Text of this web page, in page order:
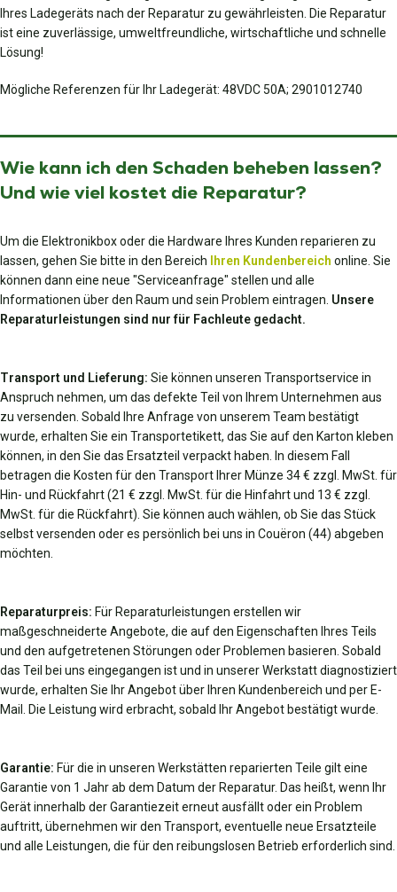
Ihres Ladegeräts nach der Reparatur zu gewährleisten. Die Reparatur
ist eine zuverlässige, umweltfreundliche, wirtschaftliche und schnelle
Lösung!
Mögliche Referenzen für Ihr Ladegerät: 48VDC 50A; 2901012740
Wie kann ich den Schaden beheben lassen?
Und wie viel kostet die Reparatur?
Um die Elektronikbox oder die Hardware Ihres Kunden reparieren zu
lassen, gehen Sie bitte in den Bereich
Ihren Kundenbereich online. Sie
können dann eine neue "Serviceanfrage" stellen und alle
Informationen über den Raum und sein Problem eintragen. Unsere
Reparaturleistungen sind nur für Fachleute gedacht.
Transport und Lieferung: Sie können unseren Transportservice in
Anspruch nehmen, um das defekte Teil von Ihrem Unternehmen aus
zu versenden. Sobald Ihre Anfrage von unserem Team bestätigt
wurde, erhalten Sie ein Transportetikett, das Sie auf den Karton kleben
können, in den Sie das Ersatzteil verpackt haben. In diesem Fall
betragen die Kosten für den Transport Ihrer Münze 34 € zzgl. MwSt. für
Hin- und Rückfahrt (21 € zzgl. MwSt. für die Hinfahrt und 13 € zzgl.
MwSt. für die Rückfahrt). Sie können auch wählen, ob Sie das Stück
selbst versenden oder es persönlich bei uns in Couëron (44) abgeben
möchten.
Reparaturpreis: Für Reparaturleistungen erstellen wir
maßgeschneiderte Angebote, die auf den Eigenschaften Ihres Teils
und den aufgetretenen Störungen oder Problemen basieren. Sobald
das Teil bei uns eingegangen ist und in unserer Werkstatt diagnostiziert
wurde, erhalten Sie Ihr Angebot über Ihren Kundenbereich und per E-
Mail. Die Leistung wird erbracht, sobald Ihr Angebot bestätigt wurde.
Garantie: Für die in unseren Werkstätten reparierten Teile gilt eine
Garantie von 1 Jahr ab dem Datum der Reparatur. Das heißt, wenn Ihr
Gerät innerhalb der Garantiezeit erneut ausfällt oder ein Problem
auftritt, übernehmen wir den Transport, eventuelle neue Ersatzteile
und alle Leistungen, die für den reibungslosen Betrieb erforderlich sind.